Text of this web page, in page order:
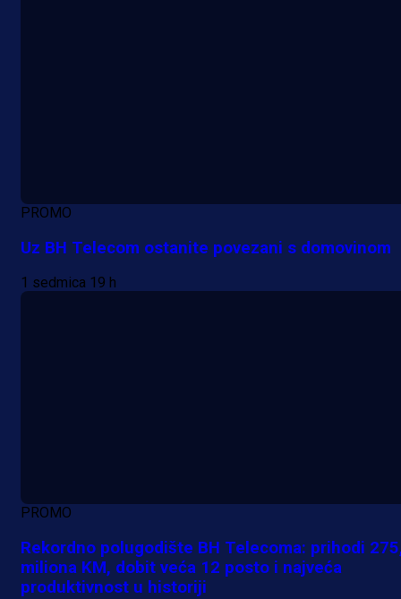
PROMO
Uz BH Telecom ostanite povezani s domovinom
1 sedmica 19 h
PROMO
Rekordno polugodište BH Telecoma: prihodi
miliona KM, dobit veća 12 posto i najveća
produktivnost u historiji